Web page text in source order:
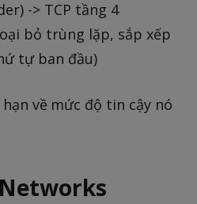
-> TCP tầng 4
bỏ trùng lặp, sắp xếp
tự ban đầu)
về mức độ tin cậy nó